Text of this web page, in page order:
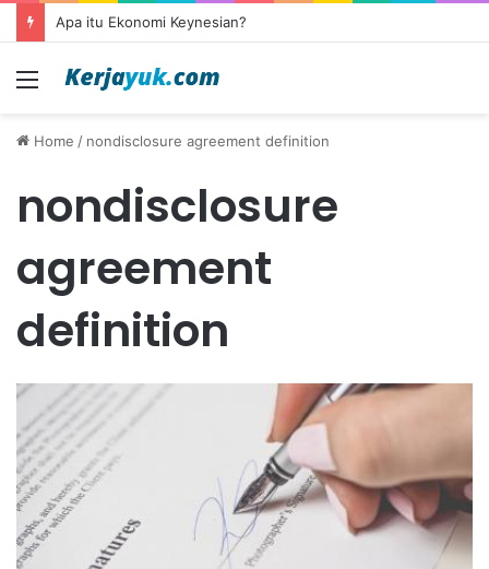
Apa itu Ekonomi Keynesian?
Menu
Home / nondisclosure agreement definition
nondisclosure
agreement
definition